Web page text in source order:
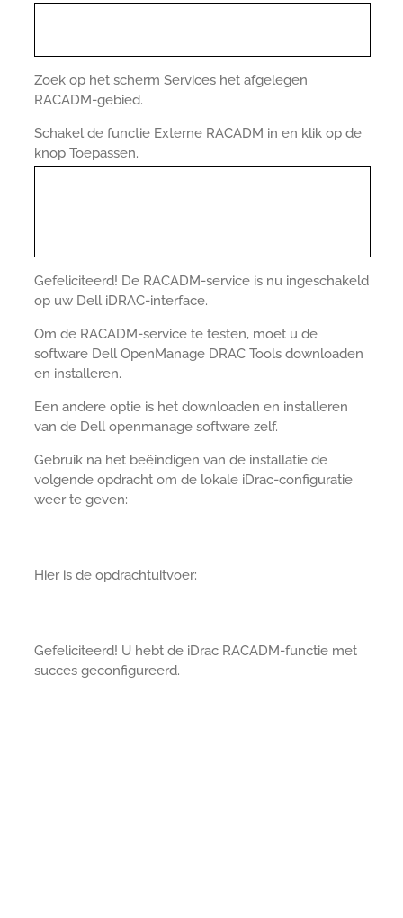
Zoek op het scherm Services het afgelegen
RACADM-gebied.
Schakel de functie Externe RACADM in en klik op de
knop Toepassen.
Gefeliciteerd! De RACADM-service is nu ingeschakeld
op uw Dell iDRAC-interface.
Om de RACADM-service te testen, moet u de
software Dell OpenManage DRAC Tools downloaden
en installeren.
Een andere optie is het downloaden en installeren
van de Dell openmanage software zelf.
Gebruik na het beëindigen van de installatie de
volgende opdracht om de lokale iDrac-configuratie
weer te geven:
Hier is de opdrachtuitvoer:
Gefeliciteerd! U hebt de iDrac RACADM-functie met
succes geconfigureerd.